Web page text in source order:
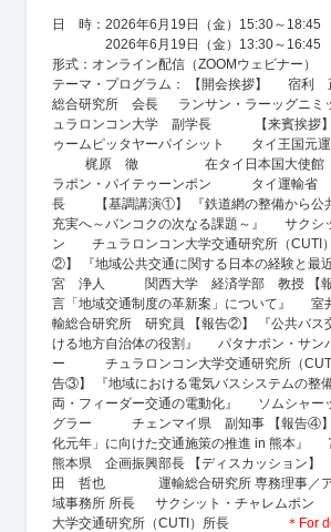
日 時：2026年6月19日（金）15:30～18:45
2026年6月19日（金）13:30～16:45 【
形式：オンライン配信（ZOOMウェビナー
テーマ・プログラム： 【開会挨拶】
総合研究所 会長 ランサン・ラーッ
ュラロンコン大学 副学長 【来賓挨拶
ゥームピッタヤーパイシット タイ王国元運
梶原 徹 在タイ日本国大
ラポン・パイテゥーンポン タイ運輸省
長 【基調講演①】 『鉄道網の整備から公
充実へ～バンコクの次なる課題～』 サクシ
ン チュラロンコン大学交通研究所（CUTI
②】 『地域公共交通に関する日本の経験と
宮 浄人 関西大学 経済学部 教授 【報
言「地域交通制度の革新案」について
輸総合研究所 研究員 【報告②】 『公共バス
ける地方自治体の役割』 パタナポン・サン
ー チュラロンコン大学交通研究所（CUTI
告③】 『地域における電気バスシステムの整
両・フィーダー交通の電動化』 ソムシャー
グラー チェンマイ県 副知事 【報告④】
化元年」に向けた交通施策の推進 in 熊
熊本県 企画振興部長 【ディスカッション
田 哲也 運輸総合研究所 専務理事／ア
域事務所 所長 サクシット・チャレムポン
大学交通研究所（CUTI）所長
＊For